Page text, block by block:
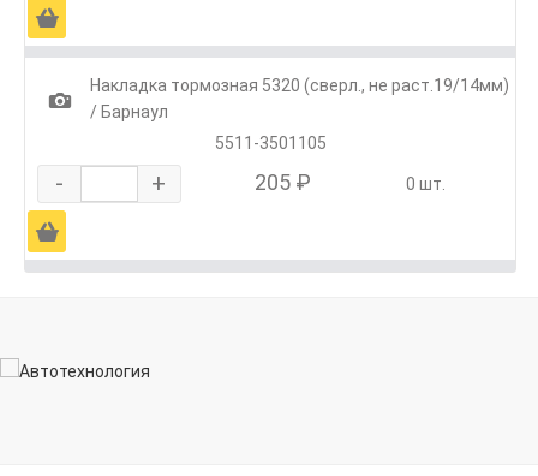
Ä
1
Накладка тормозная 5320 (сверл., не раст.19/14мм)
/ Барнаул
5511-3501105
- + 205 ₽ 0 шт.
Ä